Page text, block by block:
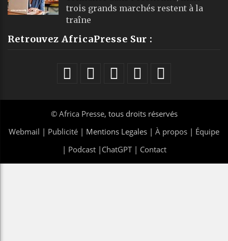
trois grands marchés restent à la
traîne
Retrouvez AfricaPresse Sur :
© Africa Presse, tous droits réservés
Webmail | Publicité | Mentions Legales | À propos | Équipe
| Podcast| ChatGPT| Contact